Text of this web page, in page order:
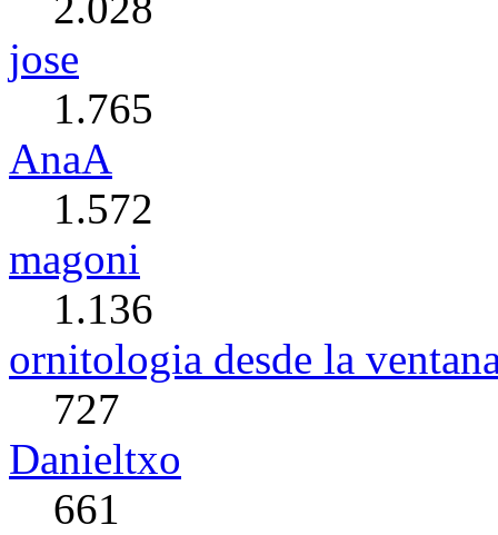
jose
1.765
AnaA
1.572
magoni
1.136
ornitologia desde la
727
Danieltxo
661